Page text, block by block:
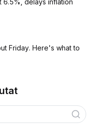
6.5%, delays inflation
Friday. Here's what to